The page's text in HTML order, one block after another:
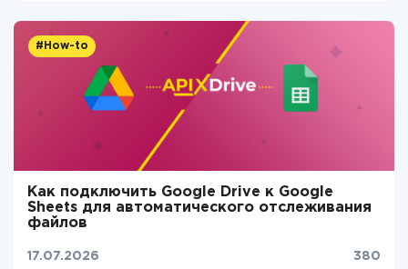
#How-to
Как подключить Google Drive к Google
Sheets для автоматического отслеживания
файлов
17.07.2026 380